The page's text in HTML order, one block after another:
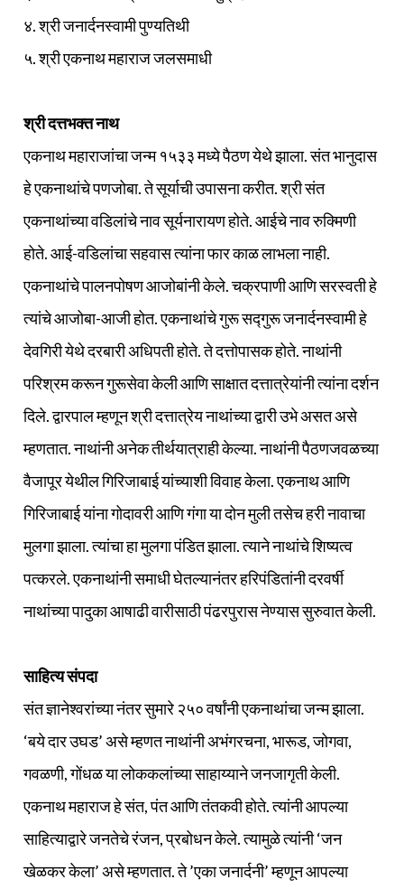
४. श्री जनार्दनस्वामी पुण्यतिथी
५. श्री एकनाथ महाराज जलसमाधी
श्री दत्तभक्त नाथ
एकनाथ महाराजांचा जन्म १५३३ मध्ये पैठण येथे झाला. संत भानुदास
हे एकनाथांचे पणजोबा. ते सूर्याची उपासना करीत. श्री संत
एकनाथांच्या वडिलांचे नाव सूर्यनारायण होते. आईचे नाव रुक्मिणी
होते. आई-वडिलांचा सहवास त्यांना फार काळ लाभला नाही.
एकनाथांचे पालनपोषण आजोबांनी केले. चक्रपाणी आणि सरस्वती हे
त्यांचे आजोबा-आजी होत. एकनाथांचे गुरू सद्गुरू जनार्दनस्वामी हे
देवगिरी येथे दरबारी अधिपती होते. ते दत्तोपासक होते. नाथांनी
परिश्रम करून गुरूसेवा केली आणि साक्षात दत्तात्रेयांनी त्यांना दर्शन
दिले. द्वारपाल म्हणून श्री दत्तात्रेय नाथांच्या द्वारी उभे असत असे
म्हणतात. नाथांनी अनेक तीर्थयात्राही केल्या. नाथांनी पैठणजवळच्या
वैजापूर येथील गिरिजाबाई यांच्याशी विवाह केला. एकनाथ आणि
गिरिजाबाई यांना गोदावरी आणि गंगा या दोन मुली तसेच हरी नावाचा
मुलगा झाला. त्यांचा हा मुलगा पंडित झाला. त्याने नाथांचे शिष्यत्व
पत्करले. एकनाथांनी समाधी घेतल्यानंतर हरिपंडितांनी दरवर्षी
नाथांच्या पादुका आषाढी वारीसाठी पंढरपुरास नेण्यास सुरुवात केली.
साहित्य संपदा
संत ज्ञानेश्वरांच्या नंतर सुमारे २५० वर्षांनी एकनाथांचा जन्म झाला.
‘बये दार उघड’ असे म्हणत नाथांनी अभंगरचना, भारूड, जोगवा,
गवळणी, गोंधळ या लोककलांच्या साहाय्याने जनजागृती केली.
एकनाथ महाराज हे संत, पंत आणि तंतकवी होते. त्यांनी आपल्या
साहित्याद्वारे जनतेचे रंजन, प्रबोधन केले. त्यामुळे त्यांनी ‘जन
खेळकर केला’ असे म्हणतात. ते ’एका जनार्दनी’ म्हणून आपल्या